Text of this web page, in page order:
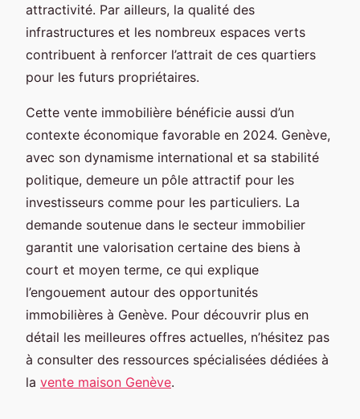
attractivité. Par ailleurs, la qualité des
infrastructures et les nombreux espaces verts
contribuent à renforcer l’attrait de ces quartiers
pour les futurs propriétaires.
Cette vente immobilière bénéficie aussi d’un
contexte économique favorable en 2024. Genève,
avec son dynamisme international et sa stabilité
politique, demeure un pôle attractif pour les
investisseurs comme pour les particuliers. La
demande soutenue dans le secteur immobilier
garantit une valorisation certaine des biens à
court et moyen terme, ce qui explique
l’engouement autour des opportunités
immobilières à Genève. Pour découvrir plus en
détail les meilleures offres actuelles, n’hésitez pas
à consulter des ressources spécialisées dédiées à
la vente maison Genève.